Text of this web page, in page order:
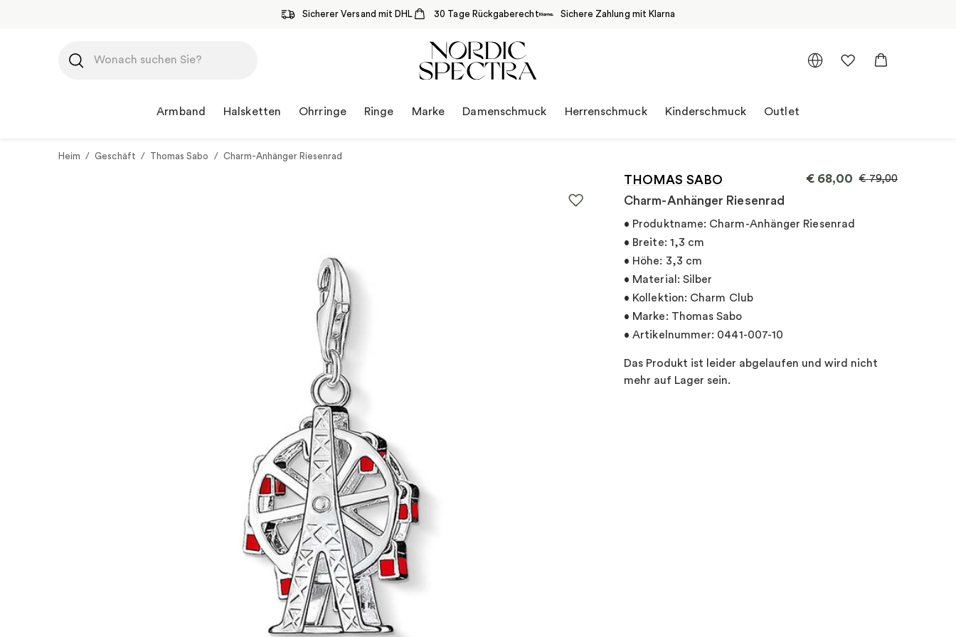
Sicherer Versand mit DHL 30 Tage Rückgaberecht Sichere Zahlung mit Klarna
Inhalt
springen
Armband Halsketten Ohrringe Ringe Marke Damenschmuck Herrenschmuck Kinderschmuck Outlet
Heim / Geschäft / Thomas Sabo / Charm-Anhänger Riesenrad
THOMAS SABO
Charm-Anhänger Riesenrad
€68,00 €79,00
• Produktname: Charm-Anhänger Riesenrad
• Breite: 1,3 cm
• Höhe: 3,3 cm
• Material: Silber
• Kollektion: Charm Club
• Marke: Thomas Sabo
• Artikelnummer: 0441-007-10
Das Produkt ist leider abgelaufen und wird nicht
mehr auf Lager sein.